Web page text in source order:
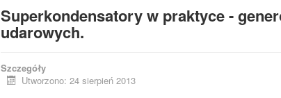
Superkondensatory w praktyce -
udarowych.
Szczegóły
Utworzono: 24 sierpień 2013